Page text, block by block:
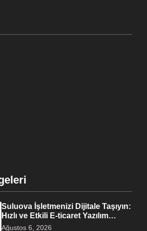
Suluova İşletmenizi Dijitale Taşıyın:
Hızlı ve Etkili E-ticaret Yazılım…
Ağustos 6, 2026